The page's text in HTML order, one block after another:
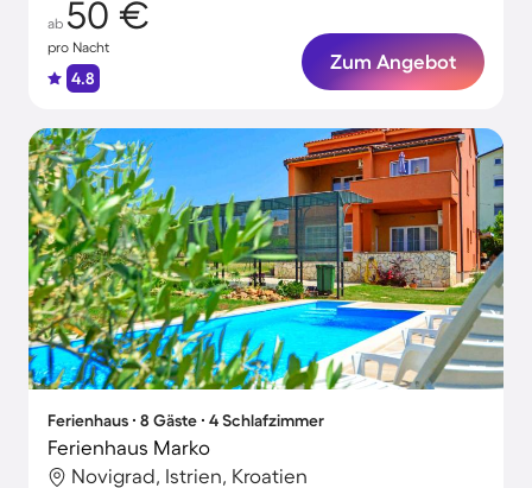
ab 50 €
pro Nacht
4.8
Zum Angebot
Ferienhaus ∙ 8 Gäste ∙ 4 Schlafzimmer
Ferienhaus Marko
Novigrad, Istrien, Kroatien